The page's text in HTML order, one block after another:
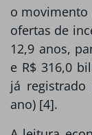
o movimento
ofertas de
12,9 anos,
e R$ 316,0
já registrado
ano) [4].